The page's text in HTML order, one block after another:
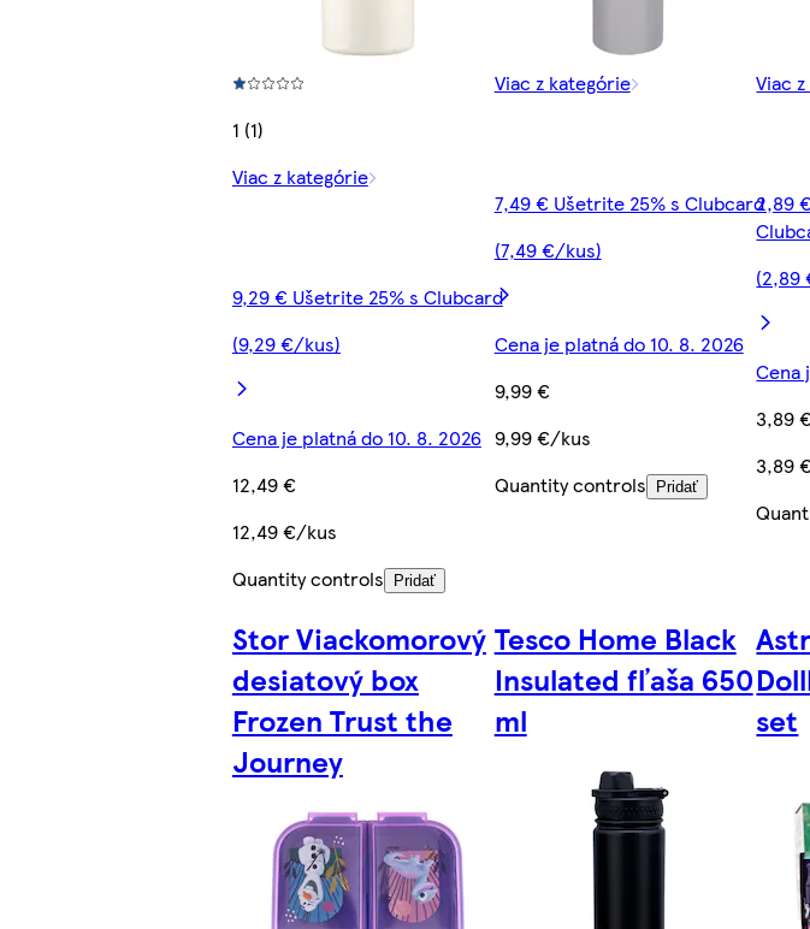
1 (1)
Viac z kategórie
9,29 € Ušetrite 25% s Clubcard
(9,29 €/kus)
Cena je platná do 10. 8. 2026
12,49 €
12,49 €/kus
Quantity controls
Pridať
Viac z kategórie
7,49 € Ušetrite 25% s Clubcard
(7,49 €/kus)
Cena je platná do 10. 8. 2026
9,99 €
9,99 €/kus
Quantity controls
Pridať
Viac
2,89
(2,89
Cena
3,89 €
3,89
Stor Viackomorový
desiatový box
Frozen Trust the
Journey
Tesco Home Black
Insulated fľaša 650
ml
set